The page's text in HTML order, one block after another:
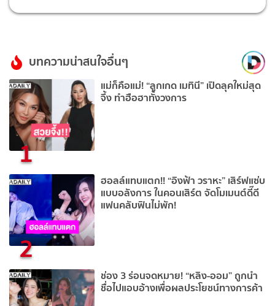
บทความน่าสนใจอื่นๆ
1
แม่ก็คือแม่! “ลูกเกด เมทินี” เปิดลุคใหม่สุด
จึ้ง ทำฮือฮาทั้งวงการ
2
ฮอลล์แทบแตก!! “อิงฟ้า วราหะ” เสิร์ฟแซ่บ
แบบอลังการ ในคอนเสิร์ต จัดโมเมนต์ดี๊ดี
แฟนคลับฟินไม่พัก!
ช่อง 3 ร่อนจดหมาย! “หลิง-ออม” ถูกนำ
ชื่อไปแอบอ้างเพื่อผลประโยชน์ทางการค้า